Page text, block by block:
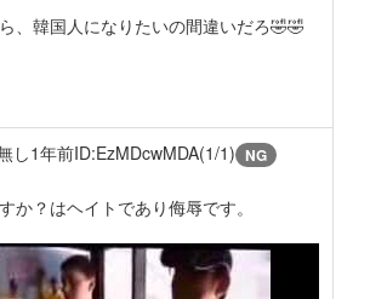
、韓国人になりたいの間違いだろ🤣🤣
し1年前ID:EzMDcwMDA(1/1) NG
か？はヘイトであり侮辱です。